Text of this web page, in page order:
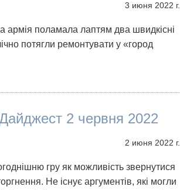
3 июня 2022 г.
армія поламала лаптям два швидкісні
потягли ремонтувати у «город
2 червня 2022
2 июня 2022 г.
гру як можливість звернутися
Не існує аргументів, які могли